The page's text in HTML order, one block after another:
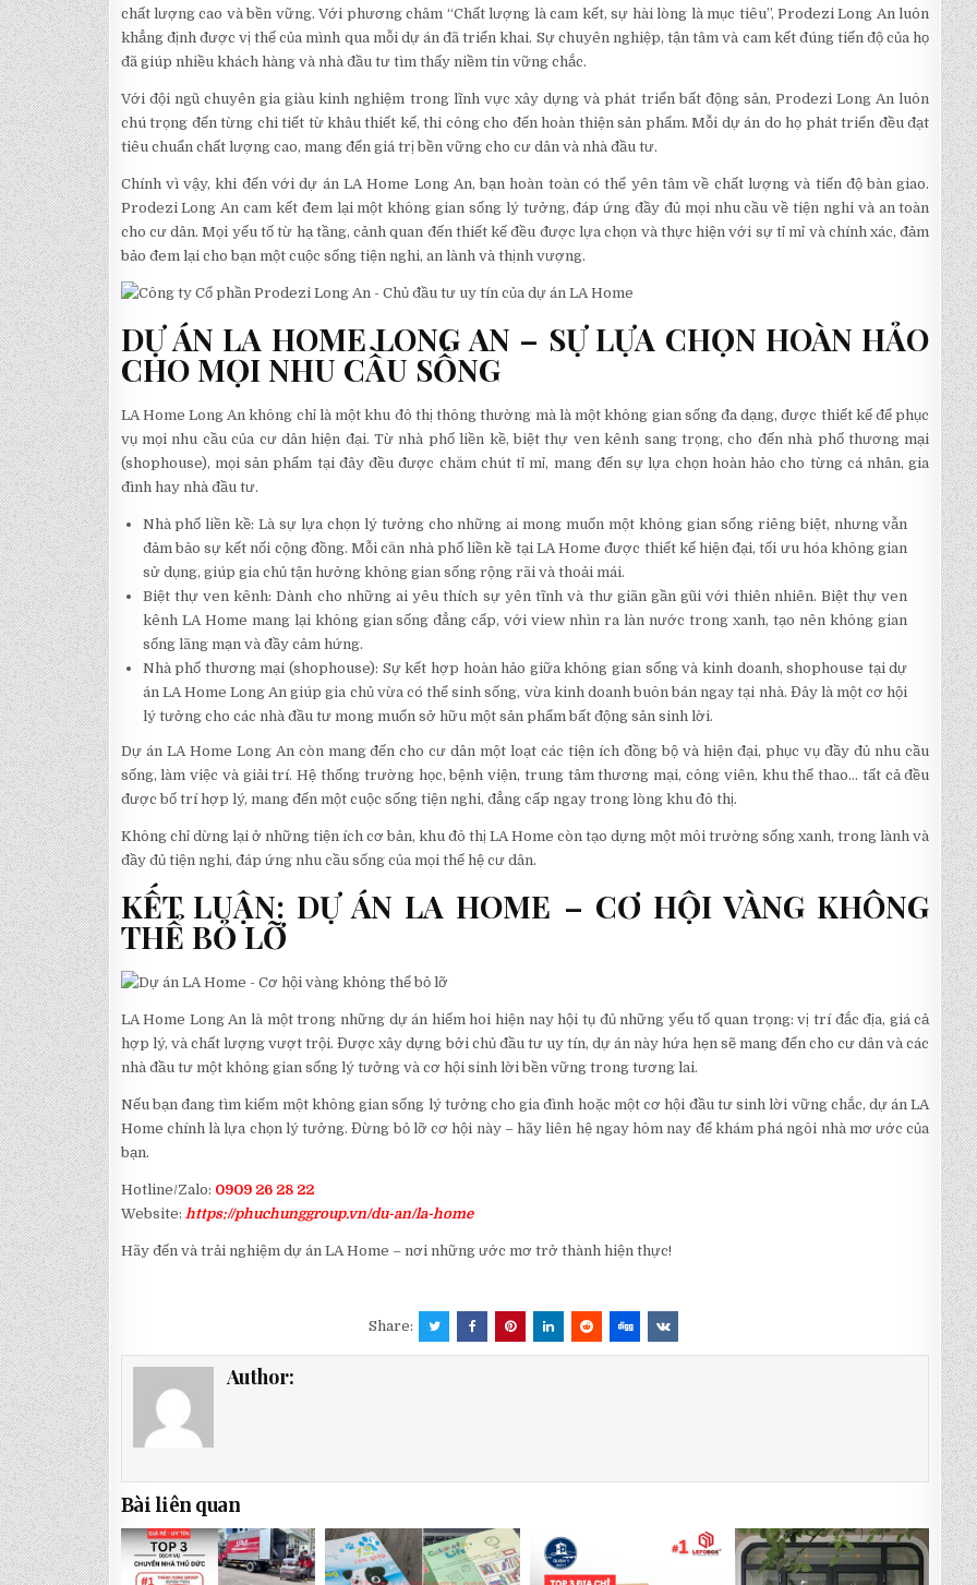
chất lượng cao và bền vững. Với phương châm “Chất lượng là cam kết, sự hài lòng là mục tiêu”, Prodezi Long An luôn
khẳng định được vị thế của mình qua mỗi dự án đã triển khai. Sự chuyên nghiệp, tận tâm và cam kết đúng tiến độ của họ
đã giúp nhiều khách hàng và nhà đầu tư tìm thấy niềm tin vững chắc.
Với đội ngũ chuyên gia giàu kinh nghiệm trong lĩnh vực xây dựng và phát triển bất động sản, Prodezi Long An luôn
chú trọng đến từng chi tiết từ khâu thiết kế, thi công cho đến hoàn thiện sản phẩm. Mỗi dự án do họ phát triển đều đạt
tiêu chuẩn chất lượng cao, mang đến giá trị bền vững cho cư dân và nhà đầu tư.
Chính vì vậy, khi đến với dự án LA Home Long An, bạn hoàn toàn có thể yên tâm về chất lượng và tiến độ bàn giao.
Prodezi Long An cam kết đem lại một không gian sống lý tưởng, đáp ứng đầy đủ mọi nhu cầu về tiện nghi và an toàn
cho cư dân. Mọi yếu tố từ hạ tầng, cảnh quan đến thiết kế đều được lựa chọn và thực hiện với sự tỉ mỉ và chính xác, đảm
bảo đem lại cho bạn một cuộc sống tiện nghi, an lành và thịnh vượng.
DỰ ÁN LA HOME LONG AN – SỰ LỰA CHỌN HOÀN HẢO
CHO MỌI NHU CẦU SỐNG
LA Home Long An không chỉ là một khu đô thị thông thường mà là một không gian sống đa dạng, được thiết kế để phục
vụ mọi nhu cầu của cư dân hiện đại. Từ nhà phố liền kề, biệt thự ven kênh sang trọng, cho đến nhà phố thương mại
(shophouse), mọi sản phẩm tại đây đều được chăm chút tỉ mỉ, mang đến sự lựa chọn hoàn hảo cho từng cá nhân, gia
đình hay nhà đầu tư.
Nhà phố liền kề: Là sự lựa chọn lý tưởng cho những ai mong muốn một không gian sống riêng biệt, nhưng vẫn
đảm bảo sự kết nối cộng đồng. Mỗi căn nhà phố liền kề tại LA Home được thiết kế hiện đại, tối ưu hóa không gian
sử dụng, giúp gia chủ tận hưởng không gian sống rộng rãi và thoải mái.
Biệt thự ven kênh: Dành cho những ai yêu thích sự yên tĩnh và thư giãn gần gũi với thiên nhiên. Biệt thự ven
kênh LA Home mang lại không gian sống đẳng cấp, với view nhìn ra làn nước trong xanh, tạo nên không gian
sống lãng mạn và đầy cảm hứng.
Nhà phố thương mại (shophouse): Sự kết hợp hoàn hảo giữa không gian sống và kinh doanh, shophouse tại dự
án LA Home Long An giúp gia chủ vừa có thể sinh sống, vừa kinh doanh buôn bán ngay tại nhà. Đây là một cơ hội
lý tưởng cho các nhà đầu tư mong muốn sở hữu một sản phẩm bất động sản sinh lời.
Dự án LA Home Long An còn mang đến cho cư dân một loạt các tiện ích đồng bộ và hiện đại, phục vụ đầy đủ nhu cầu
sống, làm việc và giải trí. Hệ thống trường học, bệnh viện, trung tâm thương mại, công viên, khu thể thao… tất cả đều
được bố trí hợp lý, mang đến một cuộc sống tiện nghi, đẳng cấp ngay trong lòng khu đô thị.
Không chỉ dừng lại ở những tiện ích cơ bản, khu đô thị LA Home còn tạo dựng một môi trường sống xanh, trong lành và
đầy đủ tiện nghi, đáp ứng nhu cầu sống của mọi thế hệ cư dân.
KẾT LUẬN: DỰ ÁN LA HOME – CƠ HỘI VÀNG KHÔNG
THỂ BỎ LỠ
LA Home Long An là một trong những dự án hiếm hoi hiện nay hội tụ đủ những yếu tố quan trọng: vị trí đắc địa, giá cả
hợp lý, và chất lượng vượt trội. Được xây dựng bởi chủ đầu tư uy tín, dự án này hứa hẹn sẽ mang đến cho cư dân và các
nhà đầu tư một không gian sống lý tưởng và cơ hội sinh lời bền vững trong tương lai.
Nếu bạn đang tìm kiếm một không gian sống lý tưởng cho gia đình hoặc một cơ hội đầu tư sinh lời vững chắc, dự án LA
Home chính là lựa chọn lý tưởng. Đừng bỏ lỡ cơ hội này – hãy liên hệ ngay hôm nay để khám phá ngôi nhà mơ ước của
bạn.
Hotline/Zalo: 0909 26 28 22
Website: https://phuchunggroup.vn/du-an/la-home
Hãy đến và trải nghiệm dự án LA Home – nơi những ước mơ trở thành hiện thực!
Share:
Author:
Bài liên quan